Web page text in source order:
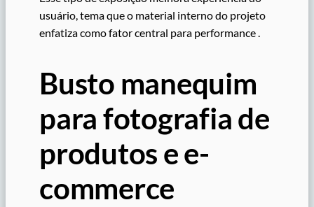
usuário, tema que o material interno do projeto
enfatiza como fator central para performance .
Busto manequim
para fotografia de
produtos e e-
commerce